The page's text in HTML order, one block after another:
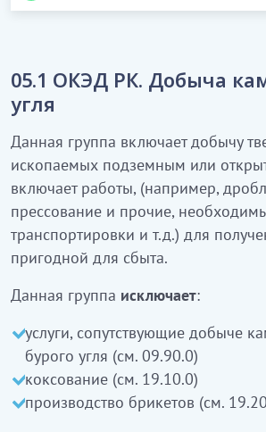
Бұл топқа жанатын қатты жер
және өткізуге жарамды өнім алу
(мысалы, бөлшектеу, тазалау,
тасымалдау қажетті басқа
кіреді.
Бұл топқа:
тас көмірді немесе қоңыр
кокстеу (19.10.0 қараңыз)
брикеттерді өндірукірмейді
қараңыз)
05.1 ОКЭД РК. Добыча
угля
Данная группа включает добычу
ископаемых подземным или
включает работы, (например,
прессование и прочие,
транспортировки и т.д.) для
пригодной для сбыта.
Данная группа исключает:
услуги, сопутствующие добыче
бурого угля (см. 09.90.0)
коксование (см. 19.10.0)
производство брикетов (см.